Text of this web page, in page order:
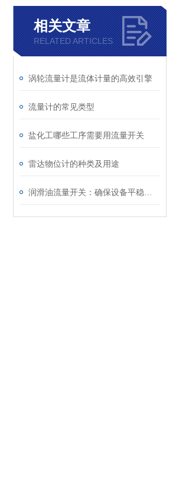
相关文章
RELATED ARTICLES
涡轮流量计是流体计量的高效引擎
流量计的常见类型
盐化工哪些工序需要用流量开关
雷达物位计的种类及用途